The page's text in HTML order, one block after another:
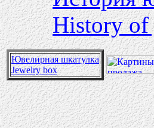
History of
Ювелирная шкатулка
Jewelry box